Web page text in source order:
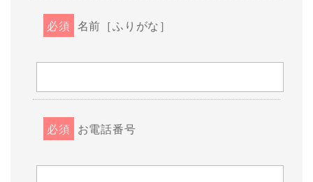
必須 名前［ふりがな］
必須 お電話番号